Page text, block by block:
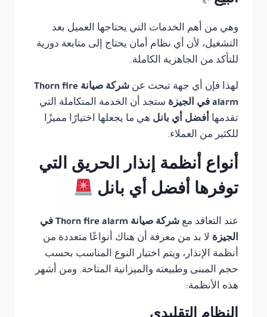
وهي من أهم الخدمات التي يحتاجها العميل بعد
التشغيل، لأن أي نظام أمان يحتاج إلى متابعة دورية
للتأكد من الجاهزية الكاملة.
لهذا فإن أي جهة تبحث عن
شركة صيانة Thorn fire
alarm في الجيزة
ستجد أن الخدمة المتكاملة التي
تقدمها أفضل أي بانل هي ما يجعلها اختيارًا مميزًا
للكثير من العملاء.
أنواع أنظمة إنذار الحريق التي
توفرها أفضل أي بانل
عند التعاقد مع
شركة صيانة Thorn fire alarm في
الجيزة لا بد من معرفة أن هناك أنواعًا متعددة من
أنظمة الإنذار، ويتم اختيار النوع المناسب بحسب
حجم المبنى وطبيعته والميزانية المتاحة. ومن أشهر
هذه الأنظمة: